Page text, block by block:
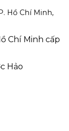
Hồ Chí Minh,
Chí Minh cấp
Hảo